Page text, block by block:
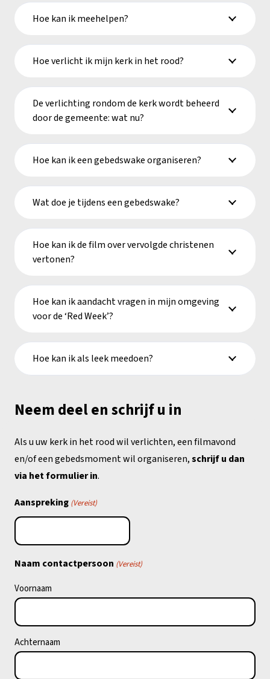
Hoe kan ik meehelpen?
Hoe verlicht ik mijn kerk in het rood?
De verlichting rondom de kerk wordt beheerd
door de gemeente: wat nu?
Hoe kan ik een gebedswake organiseren?
Wat doe je tijdens een gebedswake?
Hoe kan ik de film over vervolgde christenen
vertonen?
Hoe kan ik aandacht vragen in mijn omgeving
voor de ‘Red Week’?
Hoe kan ik als leek meedoen?
Neem deel en schrijf u in
Als u uw kerk in het rood wil verlichten, een filmavond
en/of een gebedsmoment wil organiseren,schrijf u dan
via het formulier in.
Aanspreking (Vereist)
Naam contactpersoon (Vereist)
Voornaam
Achternaam